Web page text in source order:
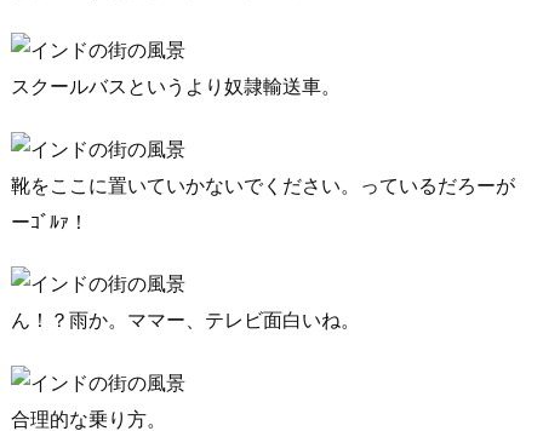
スクールバスというより奴隷輸送車。
靴をここに置いていかないでください。っているだろーが
ーｺﾞﾙｧ！
ん！？雨か。ママー、テレビ面白いね。
合理的な乗り方。